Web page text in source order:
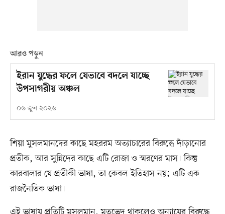
আরও পড়ুন
ইরান যুদ্ধের ফলে যেভাবে বদলে যাচ্ছে
উপসাগরীয় অঞ্চল
০৬ জুন ২০২৬
শিয়া মুসলমানদের কাছে মহররম অত্যাচারের বিরুদ্ধে দাঁড়ানোর
প্রতীক, আর সুন্নিদের কাছে এটি রোজা ও স্মরণের মাস। কিন্তু
কারবালার যে প্রতীকী ভাষা, তা কেবল ইতিহাস নয়; এটি এক
রাজনৈতিক ভাষা।